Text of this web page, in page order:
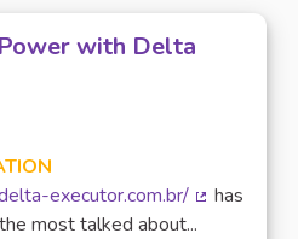
with Delta
executor.com.br/
has
most talked about...